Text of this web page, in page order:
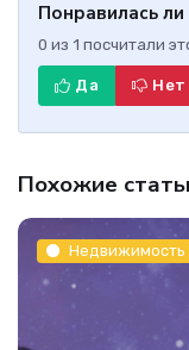
Понравилась ли
0 из 1 посчитали
Да Нет
Похожие
Недвижимость